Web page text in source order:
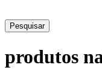
Pesquisar
produtos